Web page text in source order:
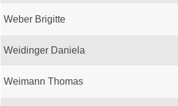
Weber Brigitte
Weidinger Daniela
Weimann Thomas